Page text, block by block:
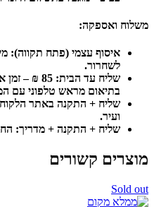
משלוח ואספקה:
איסוף עצמי (פתח תקווה):
לשחרור.
בתיאום מראש טלפוני עם
ועיר.
שליח + התקנה + מדריך: החל מ- 350 ₪ – מחיר תלוי
מוצרים קשורים
Sold out